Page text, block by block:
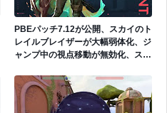
PBEパッチ7.12が公開、スカイのト
レイルブレイザーが大幅弱体化、ジ
ャンプ中の視点移動が無効化、スタ
ーのオーブ回収速度が短縮